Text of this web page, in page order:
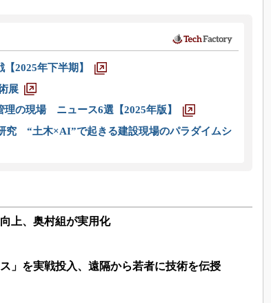
2025年下半期】
展
理の現場 ニュース6選【2025年版】
究 “土木×AI”で起きる建設現場のパラダイムシ
上、奥村組が実用化
」を実戦投入、遠隔から若者に技術を伝授